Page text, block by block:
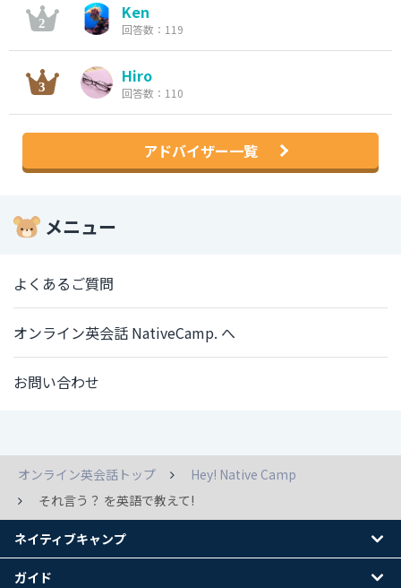
Ken
回答数：119
Hiro
回答数：110
アドバイザー一覧
メニュー
よくあるご質問
オンライン英会話 NativeCamp. へ
お問い合わせ
オンライン英会話トップ
Hey! Native Camp
それ言う？ を英語で教えて!
ネイティブキャンプ
ガイド